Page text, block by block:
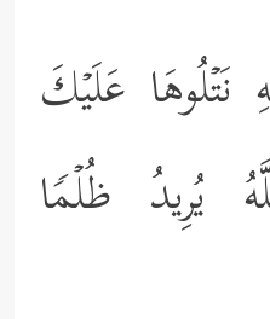
نَتۡلُوهَا عَلَیۡكَ
یُرِیدُ ظُلۡمࣰا